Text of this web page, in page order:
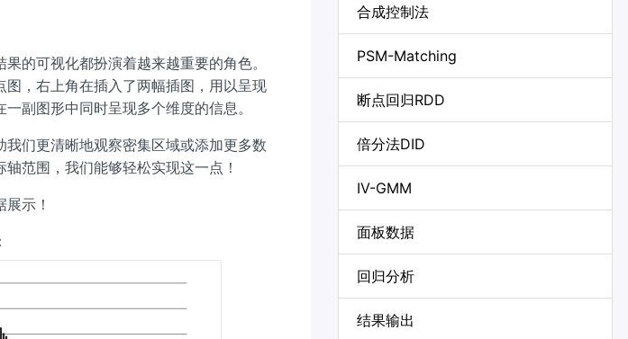
的可视化都扮演着越来越重要的角色。
，右上角在插入了两幅插图，用以呈现
副图形中同时呈现多个维度的信息。
们更清晰地观察密集区域或添加更多数
范围，我们能够轻松实现这一点！
示！
合成控制法
PSM-Matching
断点回归RDD
倍分法DID
IV-GMM
面板数据
回归分析
结果输出